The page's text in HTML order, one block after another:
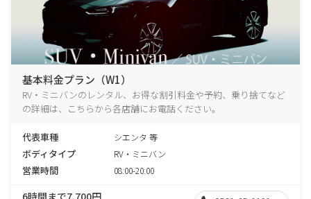
基本料金プラン（W1）
RV・ミニバンのレンタル、お得な割引料金や予約、乗り捨てなど
の詳細は、こちらから各店舗にお電話ください。
代表車種 シエンタ 等
ボディタイプ RV・ミニバン
営業時間 08:00-20:00
6時間まで7,700円